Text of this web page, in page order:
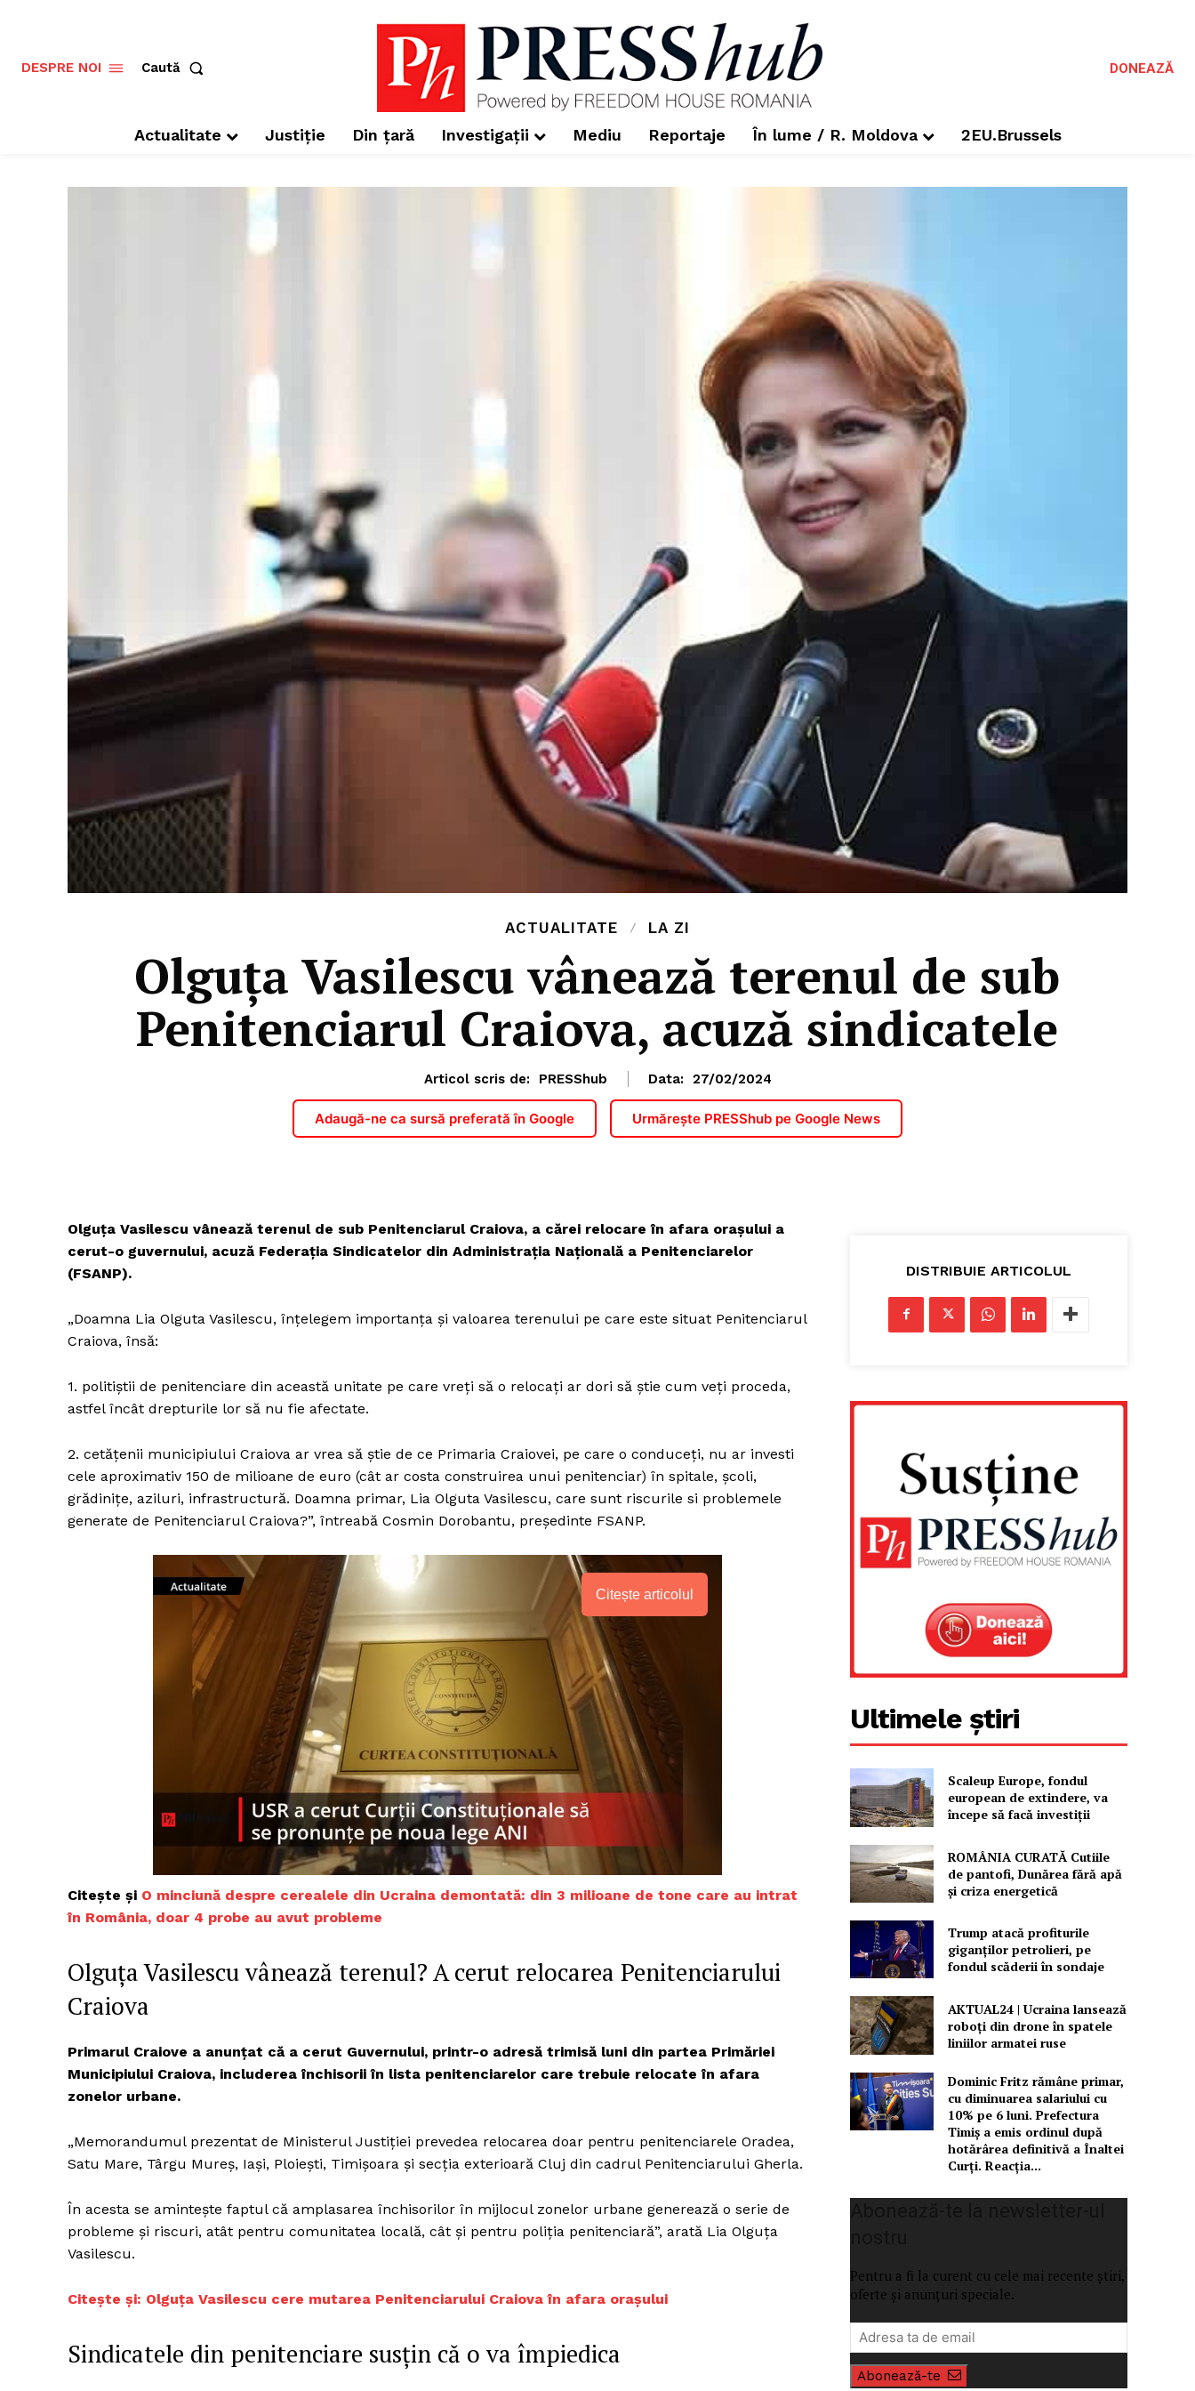
Un proiect
Despre noi / Echipa
Contact
DESPRE NOI Caută DONEAZĂ
Actualitate Justiție Din țară Investigații Mediu Reportaje În lume / R. Moldova 2EU.Brussels
ACTUALITATE LA ZI
Olguța Vasilescu vânează terenul de sub
Penitenciarul Craiova, acuză sindicatele
Articol scris de: PRESShub Data: 27/02/2024
Adaugă-ne ca sursă preferată în Google Urmărește PRESShub pe Google News
Olguța Vasilescu vânează terenul de sub Penitenciarul Craiova, a cărei relocare în afara orașului a
cerut-o guvernului, acuză Federația Sindicatelor din Administrația Națională a Penitenciarelor
(FSANP).
„Doamna Lia Olguta Vasilescu, înțelegem importanța și valoarea terenului pe care este situat Penitenciarul
Craiova, însă:
1. politiștii de penitenciare din această unitate pe care vreți să o relocați ar dori să știe cum veți proceda,
astfel încât drepturile lor să nu fie afectate.
2. cetățenii municipiului Craiova ar vrea să știe de ce Primaria Craiovei, pe care o conduceți, nu ar investi
cele aproximativ 150 de milioane de euro (cât ar costa construirea unui penitenciar) în spitale, școli,
grădinițe, aziluri, infrastructură. Doamna primar, Lia Olguta Vasilescu, care sunt riscurile si problemele
generate de Penitenciarul Craiova?”, întreabă Cosmin Dorobantu, președinte FSANP.
Citește articolul
Citește și O minciună despre cerealele din Ucraina demontată: din 3 milioane de tone care au intrat
în România, doar 4 probe au avut probleme
Olguța Vasilescu vânează terenul? A cerut relocarea Penitenciarului
Craiova
Primarul Craiove a anunțat că a cerut Guvernului, printr-o adresă trimisă luni din partea Primăriei
Municipiului Craiova, includerea închisorii în lista penitenciarelor care trebuie relocate în afara
zonelor urbane.
„Memorandumul prezentat de Ministerul Justiției prevedea relocarea doar pentru penitenciarele Oradea,
Satu Mare, Târgu Mureș, Iași, Ploiești, Timișoara și secția exterioară Cluj din cadrul Penitenciarului Gherla.
În acesta se amintește faptul că amplasarea închisorilor în mijlocul zonelor urbane generează o serie de
probleme și riscuri, atât pentru comunitatea locală, cât și pentru poliția penitenciară”, arată Lia Olguța
Vasilescu.
Citește și: Olguța Vasilescu cere mutarea Penitenciarului Craiova în afara orașului
Sindicatele din penitenciare susțin că o va împiedica
DISTRIBUIE ARTICOLUL
Ultimele știri
Scaleup Europe, fondul
european de extindere, va
începe să facă investiții
ROMÂNIA CURATĂ Cutiile
de pantofi, Dunărea fără apă
și criza energetică
Trump atacă profiturile
giganților petrolieri, pe
fondul scăderii în sondaje
AKTUAL24 | Ucraina lansează
roboți din drone în spatele
liniilor armatei ruse
Dominic Fritz rămâne primar,
cu diminuarea salariului cu
10% pe 6 luni. Prefectura
Timiș a emis ordinul după
hotărârea definitivă a Înaltei
Curți. Reacția...
Pentru a fi la curent cu cele mai recente știri,
oferte și anunțuri speciale.
Abonează-te